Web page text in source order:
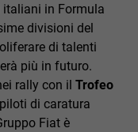
in Formula
divisioni del
di talenti
più in futuro.
rally con il Trofeo
di caratura
Fiat è